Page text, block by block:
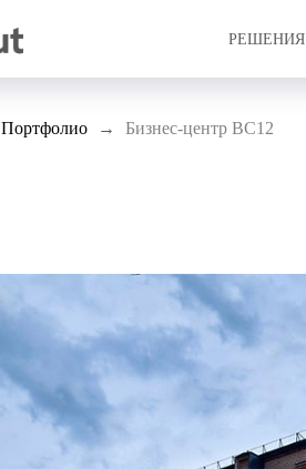
РЕШЕНИЯ
Портфолио Бизнес-центр BC12